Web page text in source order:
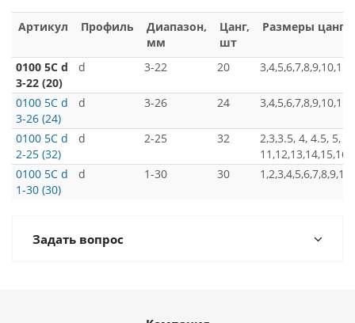
Артикул Профиль
Диапазон,
мм
Цанг,
шт
Размеры цанг
0100 5C d
3-22 (20)
d 3-22 20
0100 5C d
3-26 (24)
d 3-26 24
0100 5C d
2-25 (32)
d 2-25 32
2,3,3.5, 4, 4.5, 5,
0100 5C d
1-30 (30)
d 1-30 30
Задать вопрос